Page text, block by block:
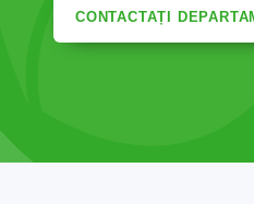
CONTACTAȚI